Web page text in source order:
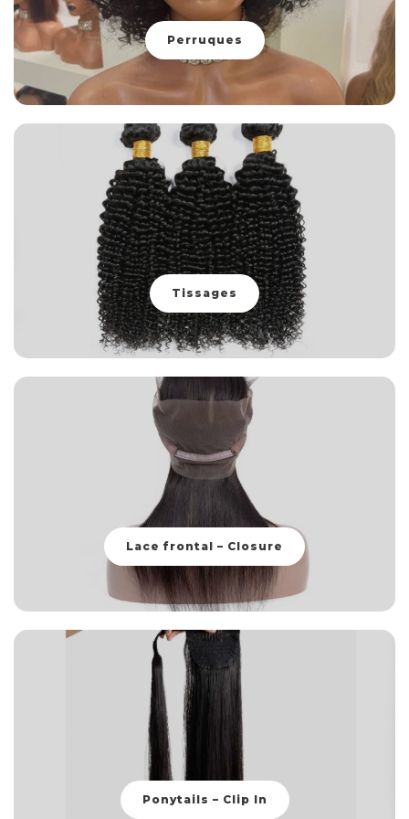
Perruques
Tissages
Lace frontal – Closure
Ponytails – Clip In